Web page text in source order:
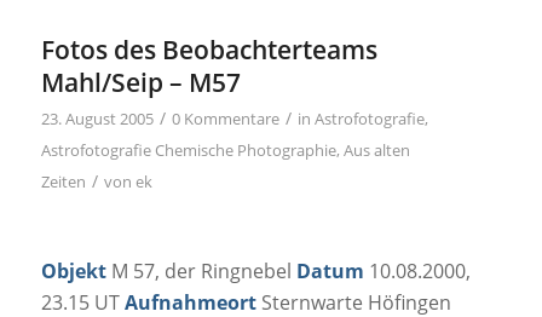
Fotos des Beobachterteams
Mahl/Seip – M57
23. August 2005 / 0 Kommentare / in Astrofotografie,
Astrofotografie Chemische Photographie, Aus alten
Zeiten / von ek
ObjektM 57, der Ringnebel Datum 10.08.2000,
23.15 UTAufnahmeortSternwarte Höfingen